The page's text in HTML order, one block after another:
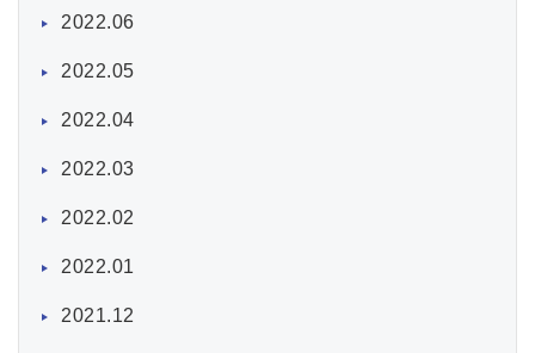
2022.06
2022.05
2022.04
2022.03
2022.02
2022.01
2021.12